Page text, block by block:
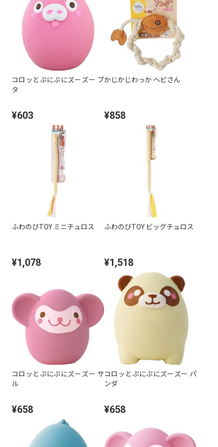
コロッとぷにぷにズーズー ブ
タ
¥603
かじかじわっか ヘビさん
¥858
ふわのびTOY ミニチュロス
¥1,078
ふわのびTOY ビッグチュロス
¥1,518
コロッとぷにぷにズーズー サ
ル
¥658
コロッとぷにぷにズーズー パ
ンダ
¥658